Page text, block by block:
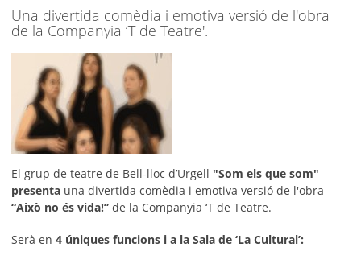
SEU ELECTRÒNICA
BELL-LLOC SOLUCIONA
Una divertida comèdia i emotiva versió de l'obra
de la Companyia ‘T de Teatre'.
El grup de teatre de Bell-lloc d’Urgell "Som els que som"
presenta una divertida comèdia i emotiva versió de l'obra
“Això no és vida!” de la Companyia ‘T de Teatre.
Serà en4 úniques funcions i a la Sala de ‘La Cultural’: